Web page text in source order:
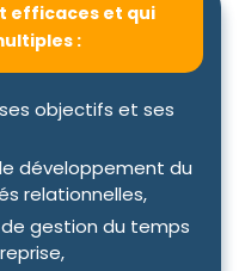
efficaces et qui
:
objectifs et ses
développement du
relationnelles,
gestion du temps